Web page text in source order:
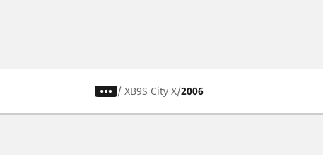
/ XB9S City X 2006